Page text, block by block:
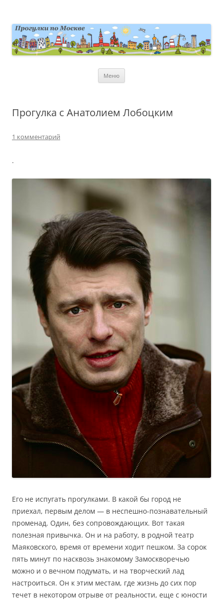
Меню
Прогулка с Анатолием Лобоцким
1 комментарий
.
Его не испугать прогулками. В какой бы город не
приехал, первым делом — в неспешно-познавательный
променад. Один, без сопровождающих. Вот такая
полезная привычка. Он и на работу, в родной театр
Маяковского, время от времени ходит пешком. За сорок
пять минут по насквозь знакомому Замоскворечью
можно и о вечном подумать, и на творческий лад
настроиться. Он к этим местам, где жизнь до сих пор
течет в некотором отрыве от реальности, еще с юности